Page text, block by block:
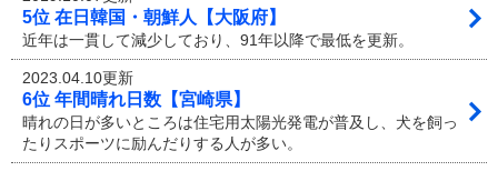
5位 在日韓国・朝鮮人【大阪府】
近年は一貫して減少しており、91年以降で最低を更新。
2023.04.10更新
6位 年間晴れ日数【宮崎県】
晴れの日が多いところは住宅用太陽光発電が普及し、犬を飼っ
たりスポーツに励んだりする人が多い。